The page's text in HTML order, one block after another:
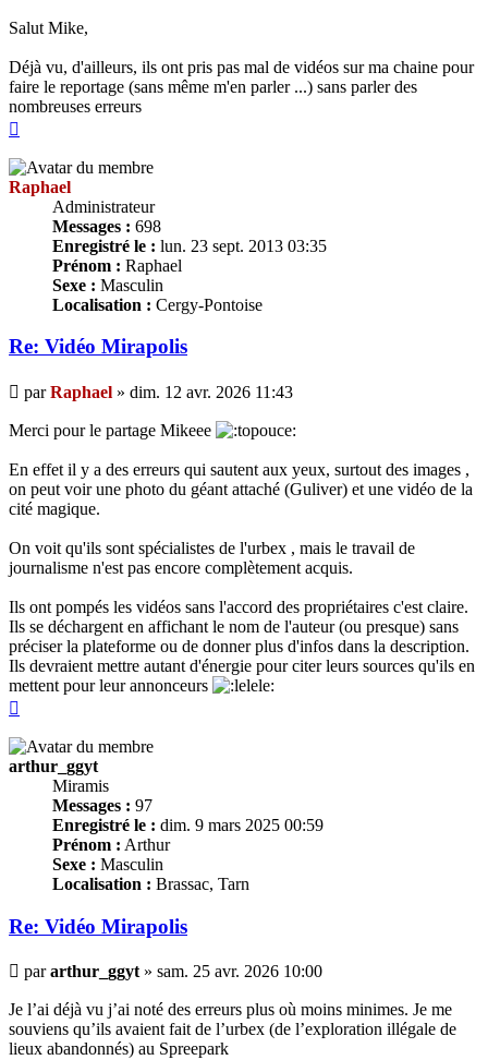
Salut Mike,
Déjà vu, d'ailleurs, ils ont pris pas mal de vidéos sur ma chaine pour
faire le reportage (sans même m'en parler ...) sans parler des
nombreuses erreurs
Raphael
Administrateur
Messages : 698
Enregistré le : lun. 23 sept. 2013 03:35
Prénom : Raphael
Sexe : Masculin
Localisation : Cergy-Pontoise
Re: Vidéo Mirapolis
Message
parRaphael » dim. 12 avr. 2026 11:43
Merci pour le partage Mikeee
En effet il y a des erreurs qui sautent aux yeux, surtout des images ,
on peut voir une photo du géant attaché (Guliver) et une vidéo de la
cité magique.
On voit qu'ils sont spécialistes de l'urbex , mais le travail de
journalisme n'est pas encore complètement acquis.
Ils ont pompés les vidéos sans l'accord des propriétaires c'est claire.
Ils se déchargent en affichant le nom de l'auteur (ou presque) sans
préciser la plateforme ou de donner plus d'infos dans la description.
Ils devraient mettre autant d'énergie pour citer leurs sources qu'ils en
mettent pour leur annonceurs
arthur_ggyt
Miramis
Messages : 97
Enregistré le : dim. 9 mars 2025 00:59
Prénom : Arthur
Sexe : Masculin
Localisation : Brassac, Tarn
Re: Vidéo Mirapolis
Message
pararthur_ggyt» sam. 25 avr. 2026 10:00
Je l’ai déjà vu j’ai noté des erreurs plus où moins minimes. Je me
souviens qu’ils avaient fait de l’urbex (de l’exploration illégale de
lieux abandonnés) au Spreepark